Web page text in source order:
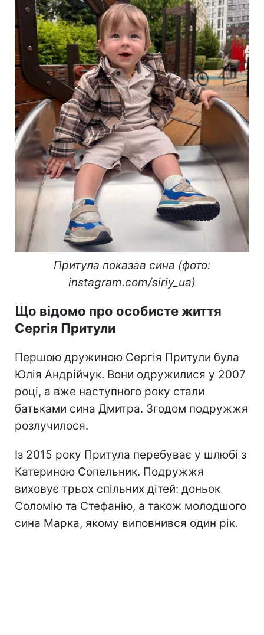
Притула показав сина (фото:
instagram.com/siriy_ua)
Що відомо про особисте життя
Сергія Притули
Першою дружиною Сергія Притули була
Юлія Андрійчук. Вони одружилися у 2007
році, а вже наступного року стали
батьками сина Дмитра. Згодом подружжя
розлучилося.
Із 2015 року Притула перебуває у шлюбі з
Катериною Сопельник. Подружжя
виховує трьох спільних дітей: доньок
Соломію та Стефанію, а також молодшого
сина Марка, якому виповнився один рік.